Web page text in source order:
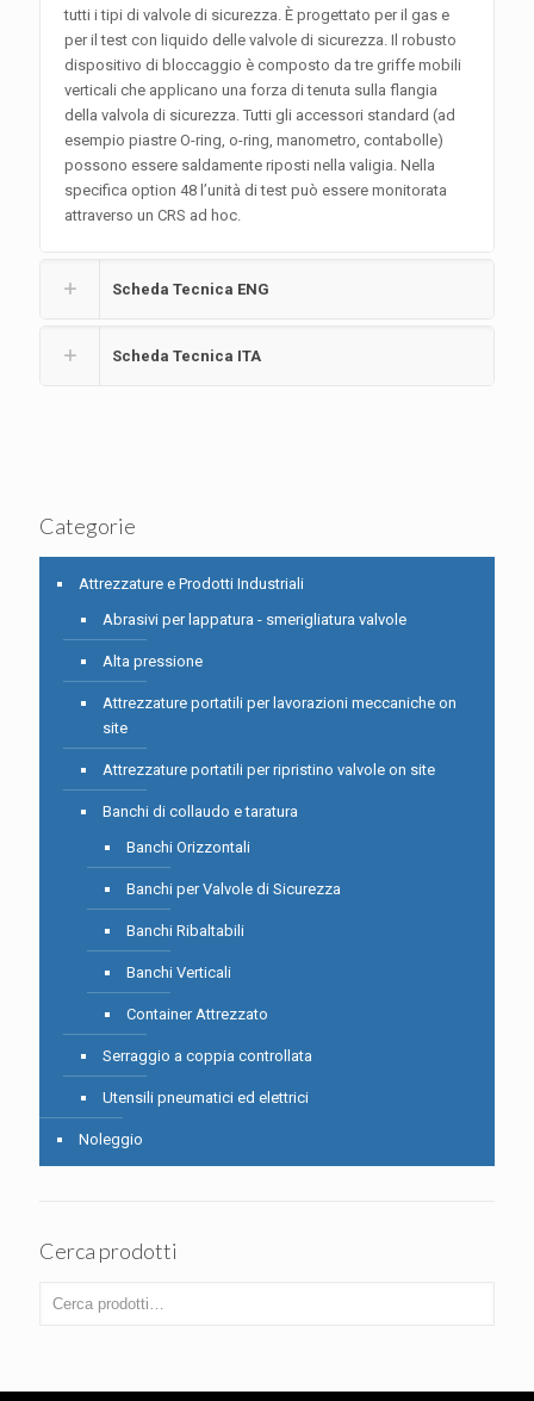
tutti i tipi di valvole di sicurezza. È progettato per il gas e
per il test con liquido delle valvole di sicurezza. Il robusto
dispositivo di bloccaggio è composto da tre griffe mobili
verticali che applicano una forza di tenuta sulla flangia
della valvola di sicurezza. Tutti gli accessori standard (ad
esempio piastre O-ring, o-ring, manometro, contabolle)
possono essere saldamente riposti nella valigia. Nella
specifica option 48 l’unità di test può essere monitorata
attraverso un CRS ad hoc.
Scheda Tecnica ENG
Scheda Tecnica ITA
Categorie
Attrezzature e Prodotti Industriali
Abrasivi per lappatura - smerigliatura valvole
Alta pressione
Attrezzature portatili per lavorazioni meccaniche on
site
Attrezzature portatili per ripristino valvole on site
Banchi di collaudo e taratura
Banchi Orizzontali
Banchi per Valvole di Sicurezza
Banchi Ribaltabili
Banchi Verticali
Container Attrezzato
Serraggio a coppia controllata
Utensili pneumatici ed elettrici
Noleggio
Cerca prodotti